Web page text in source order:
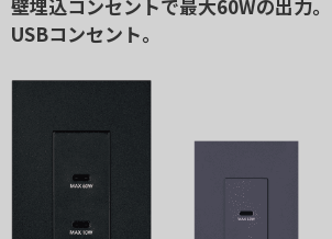
壁埋込コンセントで最大60Wの出力。
USBコンセント。